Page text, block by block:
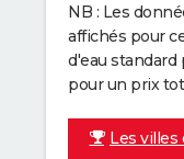
NB : Les
affichés pour
d'eau
pour un prix
Les villes